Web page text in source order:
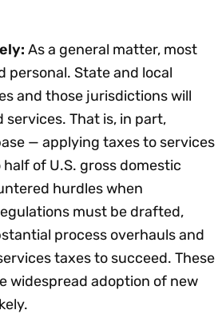
As a general matter, most
personal. State and local
and those jurisdictions will
That is, in part,
— applying taxes to services
of U.S. gross domestic
hurdles when
must be drafted,
process overhauls and
taxes to succeed. These
widespread adoption of new